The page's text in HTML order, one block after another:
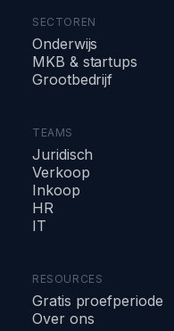
SECTOREN
Onderwijs
MKB & startups
Grootbedrijf
TEAMS
Juridisch
Verkoop
Inkoop
HR
IT
RESOURCES
Gratis proefperiode
Over ons